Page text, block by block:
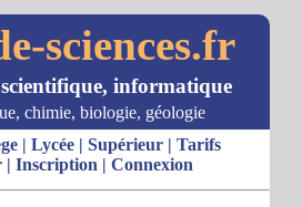
sciences.fr
scientifique, informatique
chimie, biologie, géologie
| Lycée| Supérieur| Tarifs
| Inscription | Connexion